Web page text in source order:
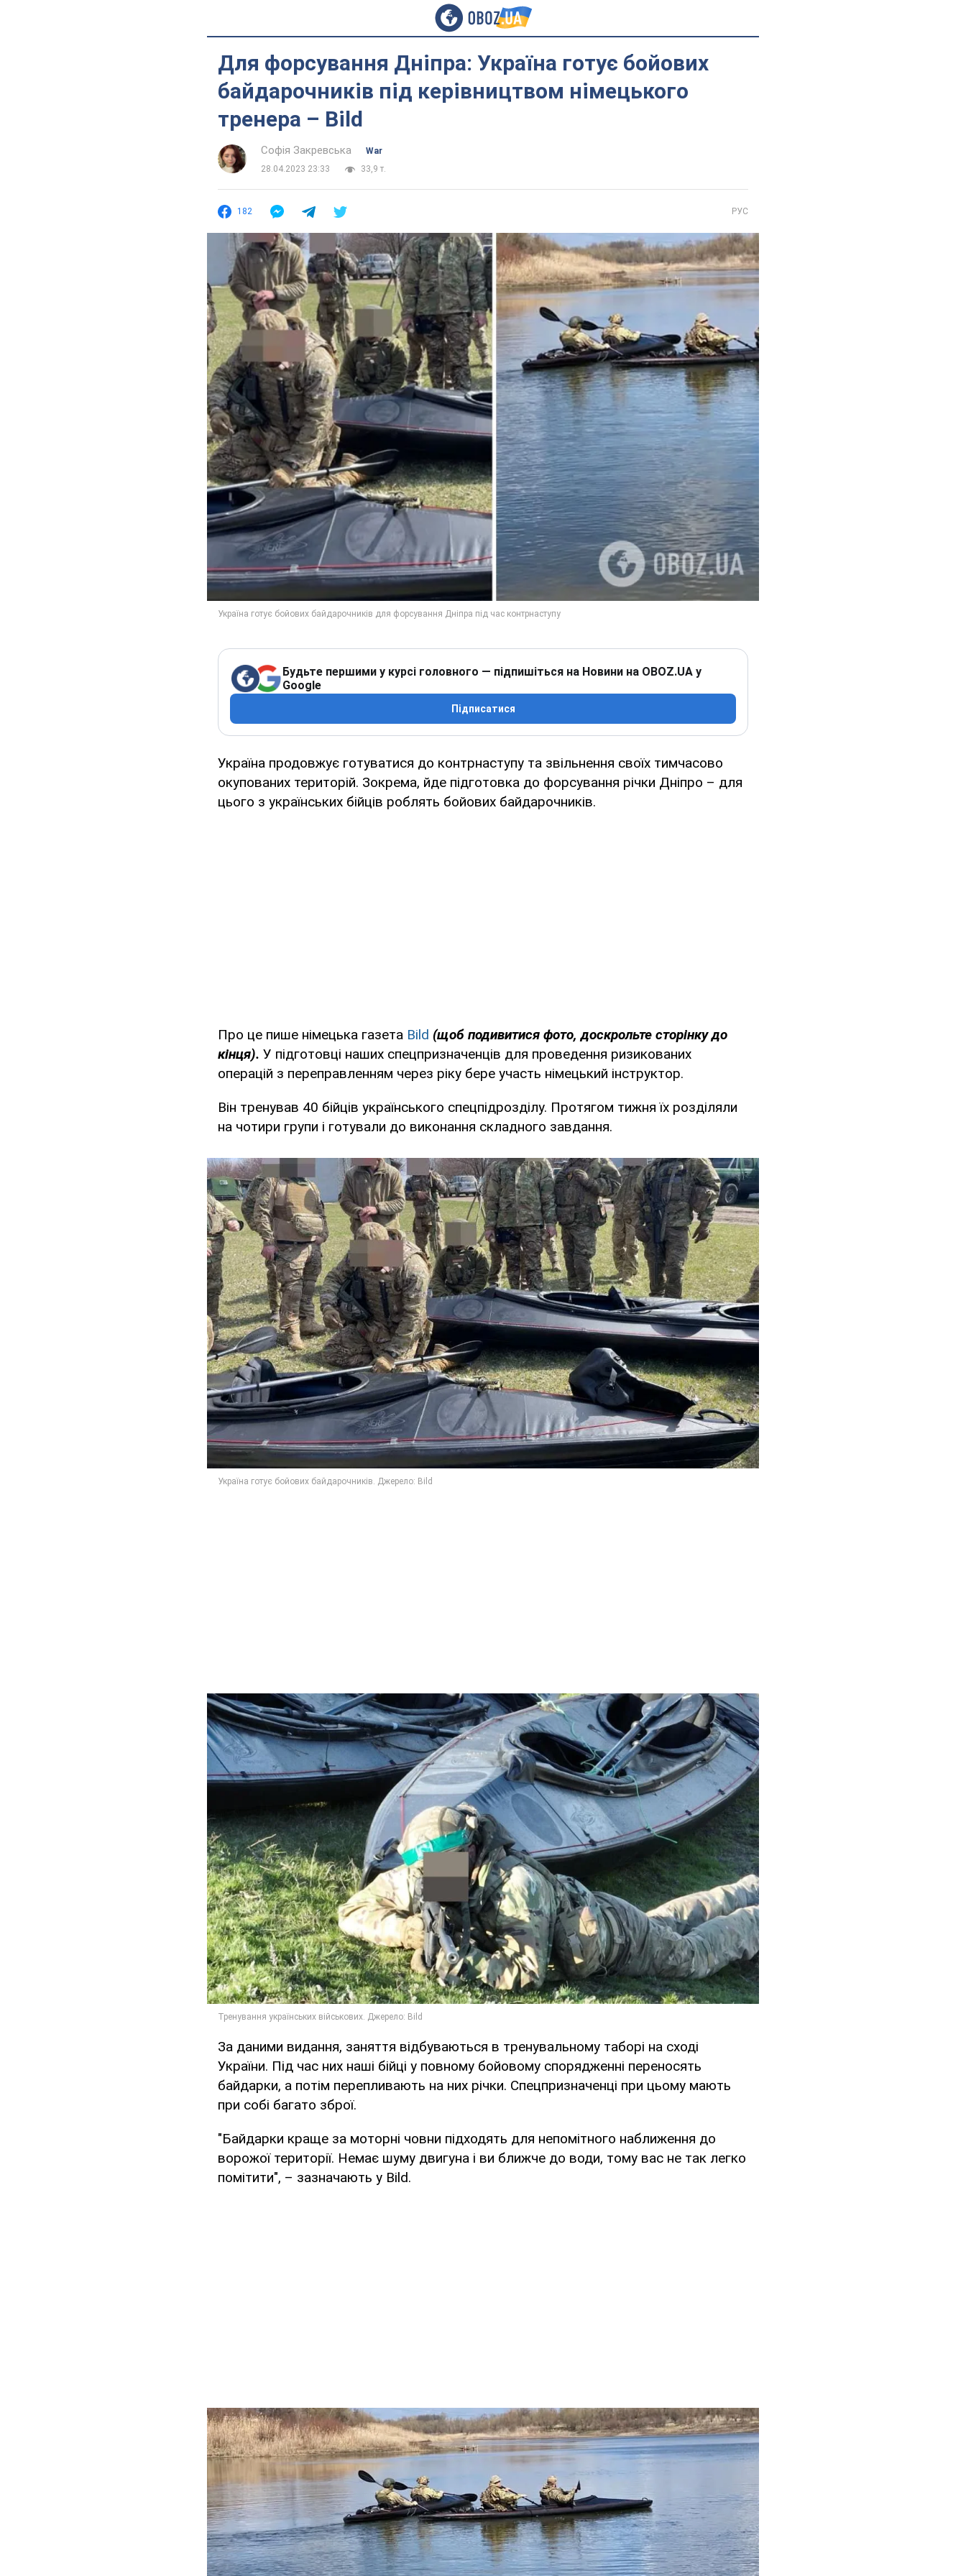
Для форсування Дніпра: Україна готує бойових
байдарочників під керівництвом німецького
тренера – Bild
Софія Закревська
War
28.04.2023 23:33
33,9 т.
182 РУС
Будьте першими у курсі головного — підпишіться на Новини на OBOZ.UA у
Google
Підписатися
Україна продовжує готуватися до контрнаступу та звільнення своїх тимчасово
окупованих територій. Зокрема, йде підготовка до форсування річки Дніпро – для
цього з українських бійців роблять бойових байдарочників.
Про це пише німецька газета Bild (щоб подивитися фото, доскрольте сторінку до
кінця). У підготовці наших спецпризначенців для проведення ризикованих
операцій з переправленням через ріку бере участь німецький інструктор.
Він тренував 40 бійців українського спецпідрозділу. Протягом тижня їх розділяли
на чотири групи і готували до виконання складного завдання.
За даними видання, заняття відбуваються в тренувальному таборі на сході
України. Під час них наші бійці у повному бойовому спорядженні переносять
байдарки, а потім перепливають на них річки. Спецпризначенці при цьому мають
при собі багато зброї.
"Байдарки краще за моторні човни підходять для непомітного наближення до
ворожої території. Немає шуму двигуна і ви ближче до води, тому вас не так легко
помітити", – зазначають у Bild.